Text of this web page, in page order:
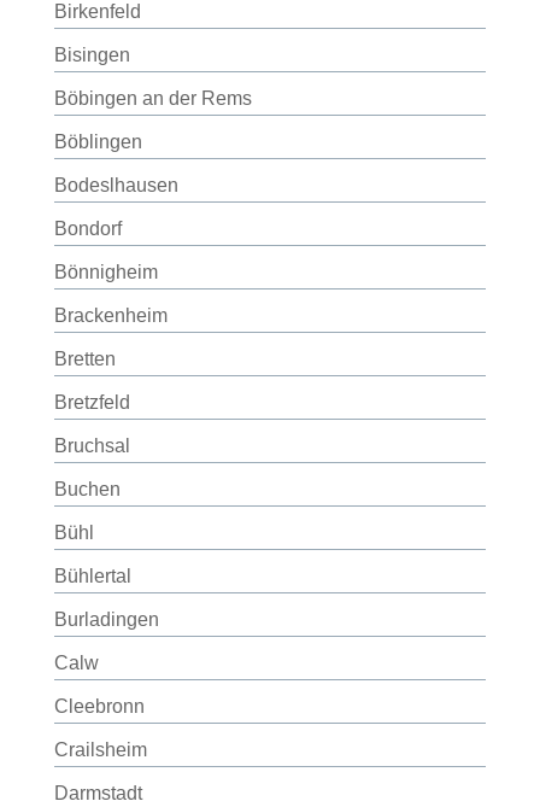
Birkenfeld
Bisingen
Böbingen an der Rems
Böblingen
Bodeslhausen
Bondorf
Bönnigheim
Brackenheim
Bretten
Bretzfeld
Bruchsal
Buchen
Bühl
Bühlertal
Burladingen
Calw
Cleebronn
Crailsheim
Darmstadt